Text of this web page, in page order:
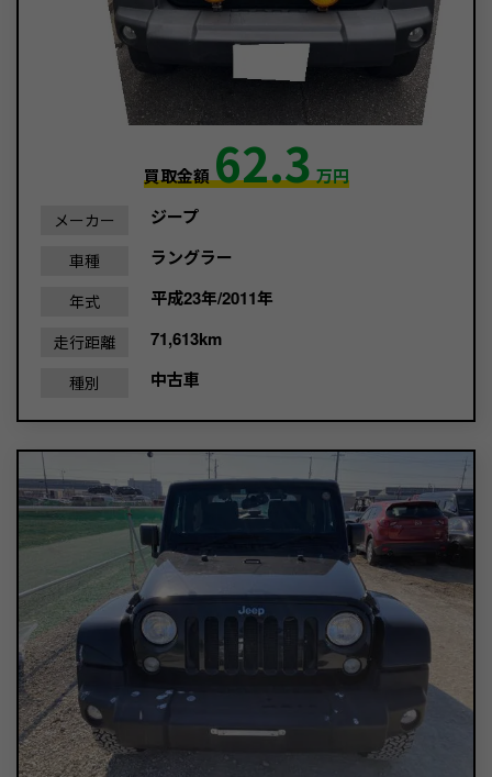
買取金額62.3万円
メーカー ジープ
車種 ラングラー
年式 平成23年/2011年
走行距離 71,613km
種別 中古車